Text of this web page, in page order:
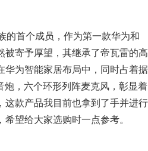
的首个成员，作为第一款华为和
被寄予厚望，其继承了帝瓦雷的高
华为智能家居布局中，同时占着据
炮，六个环形列阵麦克风，彰显着
这款产品我目前也拿到了手并进行
望给大家选购时一点参考。